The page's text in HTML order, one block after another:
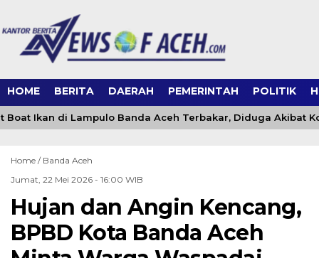
HOME BERITA DAERAH PEMERINTAH POLITIK
Boat Ikan di Lampulo Banda Aceh Terbakar, Diduga Akibat
Home / Banda Aceh
Jumat, 22 Mei 2026 - 16:00 WIB
Hujan dan Angin Kencang,
BPBD Kota Banda Aceh